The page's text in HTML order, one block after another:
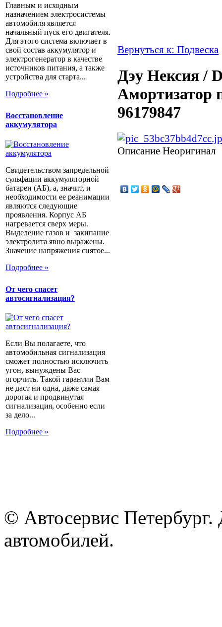
Главным и исходным
назначением электросистемы
автомобиля является
начальный пуск его двигателя.
Для этого система включает в
свой состав аккумулятор и
электрогенератор в качестве
источников питания, а также
устройства для старта...
Подробнее »
Восстановление
аккумулятора
Свидетельством запредельной
сульфации аккумуляторной
батареи (АБ), а, значит, и
необходимости ее реанимации
являются следующие
проявления. Корпус АБ
нагревается сверх меры.
Выделение газов и закипание
электролита явно выражены.
Значение напряжения снятое...
Подробнее »
От чего спасет
автосигнализация?
Если Вы полагаете, что
автомобильная сигнализация
сможет полностью исключить
угон, вынуждены Вас
огорчить. Такой гарантии Вам
не даст ни одна, даже самая
дорогая и продвинутая
сигнализация, особенно если
за дело...
Подробнее »
Вернуться к: Подвеска
Дэу Нексия /
Амортизатор
96179847
Описание Неоригинал
© Автосервис
автомобилей.